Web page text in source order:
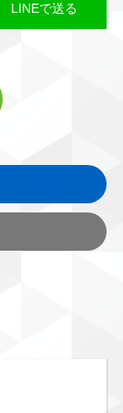
LINEで送る